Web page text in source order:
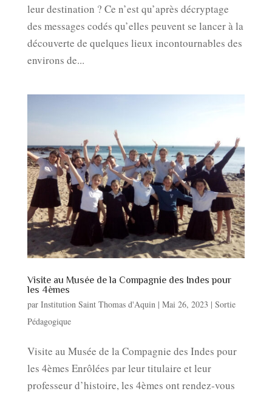
leur destination ? Ce n’est qu’après décryptage
des messages codés qu’elles peuvent se lancer à la
découverte de quelques lieux incontournables des
environs de...
Visite au Musée de la Compagnie des Indes pour
les 4èmes
par Institution Saint Thomas d'Aquin | Mai 26, 2023 | Sortie
Pédagogique
Visite au Musée de la Compagnie des Indes pour
les 4èmes Enrôlées par leur titulaire et leur
professeur d’histoire, les 4èmes ont rendez-vous